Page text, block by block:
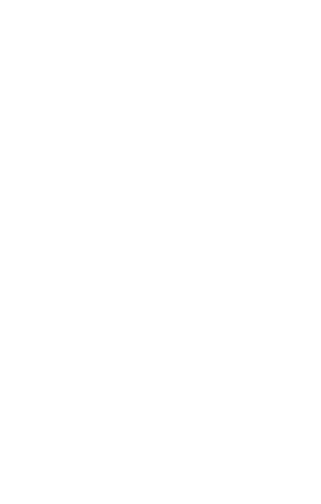
sie sich auf Ihre Vorgänge
Nutzungstrends zu optimieren.
oder erneut aktiviert werden.